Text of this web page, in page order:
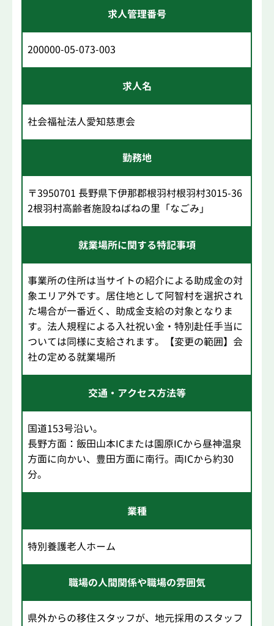
求人管理番号
200000-05-073-003
求人名
社会福祉法人愛知慈恵会
勤務地
〒3950701 長野県下伊那郡根羽村根羽村3015-36
2根羽村高齢者施設ねばねの里「なごみ」
就業場所に関する特記事項
事業所の住所は当サイトの紹介による助成金の対
象エリア外です。居住地として阿智村を選択され
た場合が一番近く、助成金支給の対象となりま
す。法人規程による入社祝い金・特別赴任手当に
ついては同様に支給されます。【変更の範囲】会
社の定める就業場所
交通・アクセス方法等
国道153号沿い。
長野方面：飯田山本ICまたは園原ICから昼神温泉
方面に向かい、豊田方面に南行。両ICから約30
分。
業種
特別養護老人ホーム
職場の人間関係や職場の雰囲気
県外からの移住スタッフが、地元採用のスタッフ